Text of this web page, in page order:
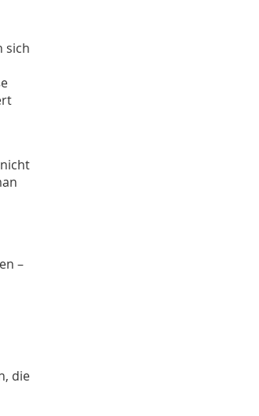
sich
–
die